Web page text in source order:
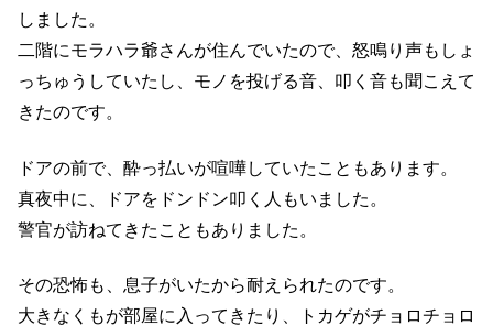
しました。
二階にモラハラ爺さんが住んでいたので、怒鳴り声もしょ
っちゅうしていたし、モノを投げる音、叩く音も聞こえて
きたのです。
ドアの前で、酔っ払いが喧嘩していたこともあります。
真夜中に、ドアをドンドン叩く人もいました。
警官が訪ねてきたこともありました。
その恐怖も、息子がいたから耐えられたのです。
大きなくもが部屋に入ってきたり、トカゲがチョロチョロ